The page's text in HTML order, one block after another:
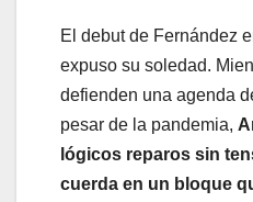
El debut de Fernández
expuso su soledad.
defienden una agenda
pesar de la pandemia,
lógicos reparos sin
cuerda en un bloque